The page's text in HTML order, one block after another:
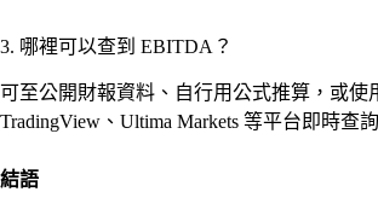
3. 哪裡可以查到 EBITDA？
可至公開財報資料、自行用公式推算，或使
TradingView、Ultima Markets 等平台即時查詢
結語